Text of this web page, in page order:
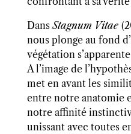
DansStagnum Vitae
nous plonge au fond
végétation
A l’image de
met en avant les
entre notre anatomie
notre affinité
unissant avec toutes